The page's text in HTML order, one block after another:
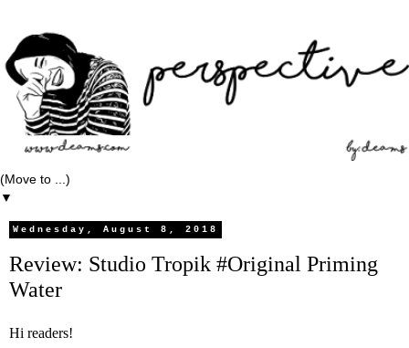
▼
Wednesday, August 8, 2018
Review: Studio Tropik #Original Priming
Water
Hi readers!